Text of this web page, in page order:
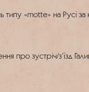
типу «motte» на Русі
про зустріч/з’їзд